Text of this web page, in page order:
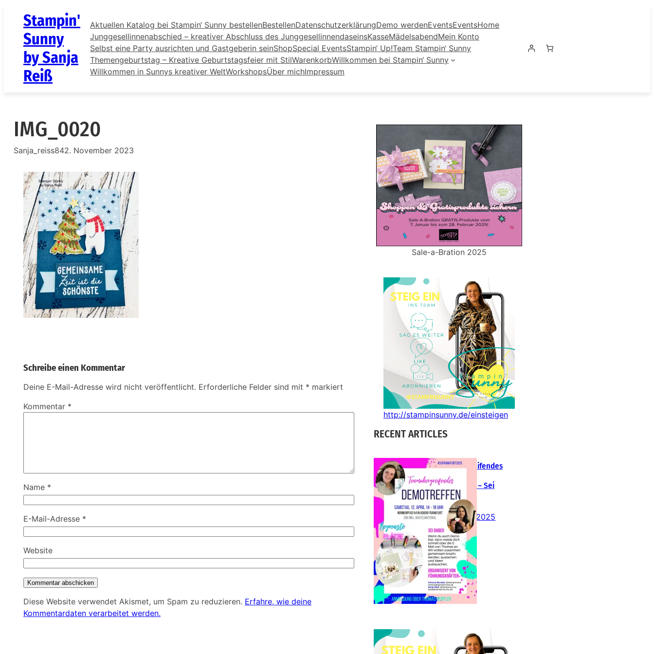
springen
Stampin'
Sunny
by Sanja
Reiß
Aktuellen Katalog bei Stampin‘ Sunny bestellenBestellenDatenschutzerklärungDemo werdenEventsEventsHome
Junggesellinnenabschied – kreativer Abschluss des JunggesellinnendaseinsKasseMädelsabendMein Konto
Selbst eine Party ausrichten und Gastgeberin seinShopSpecial EventsStampin‘ Up!Team Stampin‘ Sunny
Themengeburtstag – Kreative Geburtstagsfeier mit StilWarenkorbWillkommen bei Stampin‘ Sunny
Willkommen in Sunnys kreativer WeltWorkshopsÜber michImpressum
IMG_0020
Sanja_reiss842. November 2023
Schreibe einen Kommentar
Deine E-Mail-Adresse wird nicht veröffentlicht. Erforderliche Felder sind mit * markiert
Kommentar *
Name *
E-Mail-Adresse *
Website
Diese Website verwendet Akismet, um Spam zu reduzieren. Erfahre, wie deine
Kommentardaten verarbeitet werden.
Sale-a-Bration 2025
http://stampinsunny.de/einsteigen
RECENT ARTICLES
Teamübergreifendes
Stampin‘ Up!
Demotreffen – Sei
dabei!
26. Februar 2025
Einsteigen 2025 im
Team Stampin‘ Sunny